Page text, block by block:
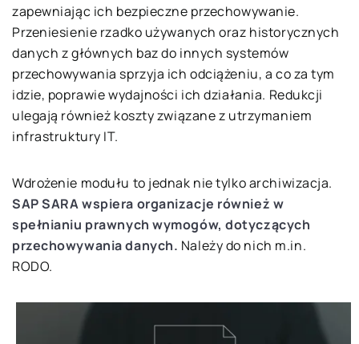
zapewniając ich bezpieczne przechowywanie.
Przeniesienie rzadko używanych oraz historycznych
danych z głównych baz do innych systemów
przechowywania sprzyja ich odciążeniu, a co za tym
idzie, poprawie wydajności ich działania. Redukcji
ulegają również koszty związane z utrzymaniem
infrastruktury IT.
Wdrożenie modułu to jednak nie tylko archiwizacja.
SAP SARA wspiera organizacje również w
spełnianiu prawnych wymogów, dotyczących
przechowywania danych. Należy do nich m.in.
RODO.